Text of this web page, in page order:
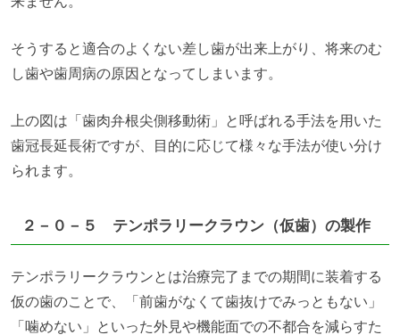
そうすると適合のよくない差し歯が出来上がり、将来のむ
し歯や歯周病の原因となってしまいます。
上の図は「歯肉弁根尖側移動術」と呼ばれる手法を用いた
歯冠長延長術ですが、目的に応じて様々な手法が使い分け
られます。
２－０－５ テンポラリークラウン（仮歯）の製作
テンポラリークラウンとは治療完了までの期間に装着する
仮の歯のことで、「前歯がなくて歯抜けでみっともない」
「噛めない」といった外見や機能面での不都合を減らすた